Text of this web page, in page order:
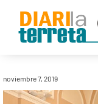
noviembre 7, 2019